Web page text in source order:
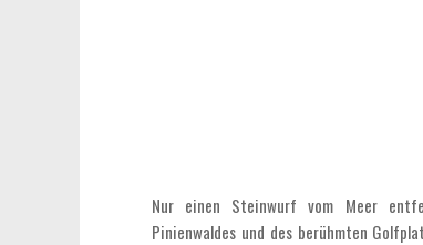
Nur einen Steinwurf vom Meer
Pinienwaldes und des berühmten